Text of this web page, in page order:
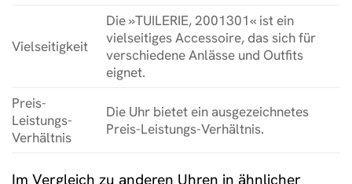
Vielseitigkeit
Die »TUILERIE, 2001301« ist ein
vielseitiges Accessoire, das sich für
verschiedene Anlässe und Outfits
eignet.
Preis-
Leistungs-
Verhältnis
Die Uhr bietet ein ausgezeichnetes
Preis-Leistungs-Verhältnis.
Im Vergleich zu anderen Uhren in ähnlicher